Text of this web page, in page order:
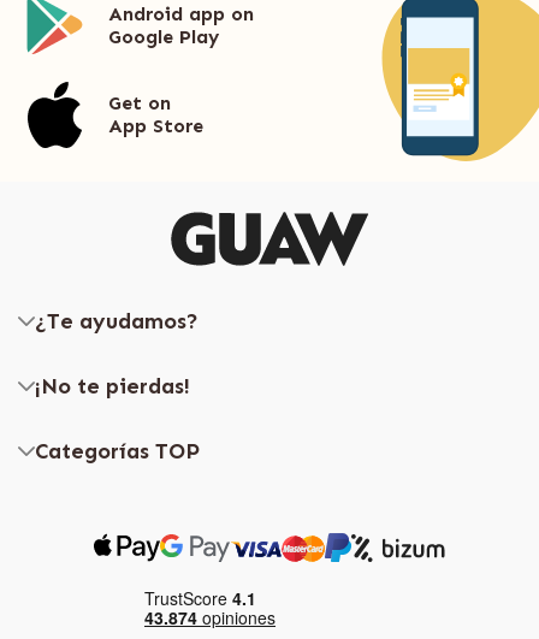
Android app on
Google Play
Get on
App Store
¿Te ayudamos?
¡No te pierdas!
Categorías TOP